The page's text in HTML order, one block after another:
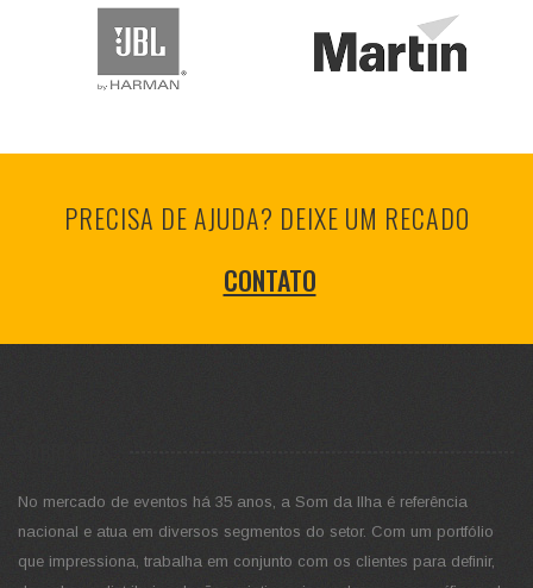
PRECISA DE AJUDA? DEIXE UM RECADO
CONTATO
No mercado de eventos há 35 anos, a Som da Ilha é referência
nacional e atua em diversos segmentos do setor. Com um portfólio
que impressiona, trabalha em conjunto com os clientes para definir,